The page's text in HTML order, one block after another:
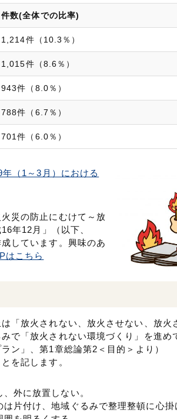
件数(全体での比率)
1,214件（10.3％）
1,015件（8.6％）
943件（8.0％）
788件（6.7％）
701件（6.0％）
（1～3月）における
災の防止にむけて～放
年12月」（以下、
しています。興味のあ
はこちら
「放火されない、放火させない、放火
で「放火されない環境づくり」を進め
ン」、第1章総論第2＜目的＞より）
を記します。
外に放置しない。
片付け、地域ぐるみで整理整頓に心掛